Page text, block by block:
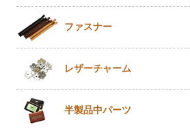
ファスナー
レザーチャーム
半製品中パーツ